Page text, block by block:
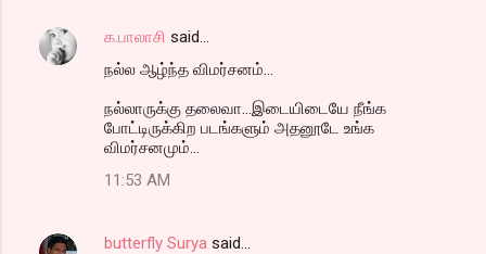
க.பாலாசி said…
நல்ல ஆழ்ந்த விமர்சனம்...
நல்லாருக்கு தலைவா...இடையிடையே நீங்க
போட்டிருக்கிற படங்களும் அதனூடே உங்க
விமர்சனமும்...
11:53 AM
butterfly Surya said…